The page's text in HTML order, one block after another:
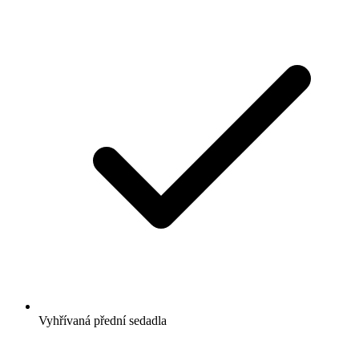
Vyhřívaná přední sedadla